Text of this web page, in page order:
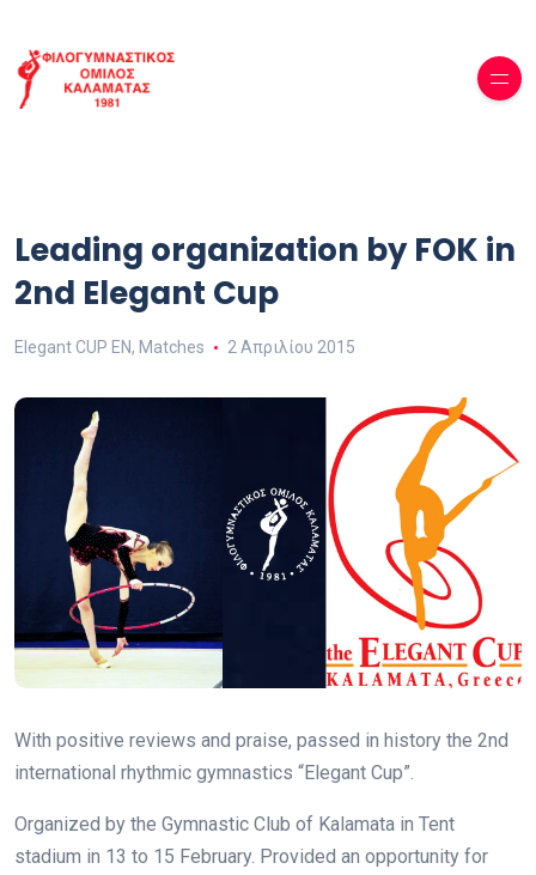
Leading organization by FOK in
2nd Elegant Cup
Elegant CUP EN, Μatches 2 Απριλίου 2015
With positive reviews and praise, passed in history the 2nd
international rhythmic gymnastics “Elegant Cup”.
Οrganized by the Gymnastic Club of Kalamata in Tent
stadium in 13 to 15 February. Provided an opportunity for